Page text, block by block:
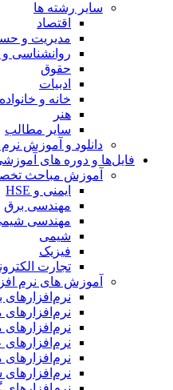
سایر رشته ها
اقتصاد
مدیریت و
روانشناسی و
حقوق
ادبیات
خانه و خانواده
هنر
سایر مطالب
دانلود و آموزش نرم
فایل‌ها و دوره های
آموزش مباحث
ایمنی و HSE
مهندسی برق
مهندسی
شیمی
فیزیک
تجارت
آموزش های نرم
نرم‌افزارهای
نرم‌افزارهای